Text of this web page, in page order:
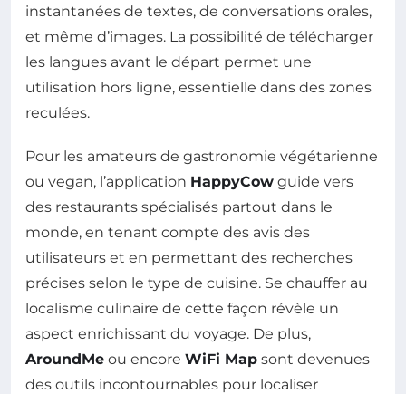
instantanées de textes, de conversations orales,
et même d’images. La possibilité de télécharger
les langues avant le départ permet une
utilisation hors ligne, essentielle dans des zones
reculées.
Pour les amateurs de gastronomie végétarienne
ou vegan, l’application HappyCow guide vers
des restaurants spécialisés partout dans le
monde, en tenant compte des avis des
utilisateurs et en permettant des recherches
précises selon le type de cuisine. Se chauffer au
localisme culinaire de cette façon révèle un
aspect enrichissant du voyage. De plus,
AroundMe ou encore WiFi Map sont devenues
des outils incontournables pour localiser